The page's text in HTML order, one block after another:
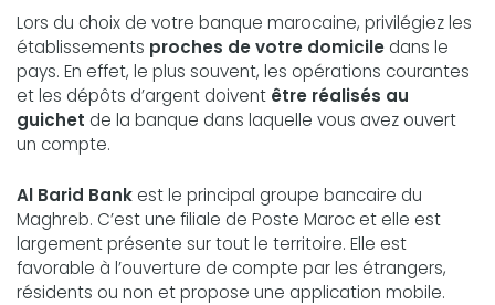
Lors du choix de votre banque marocaine, privilégiez les
établissements proches de votre domicile dans le
pays. En effet, le plus souvent, les opérations courantes
et les dépôts d’argent doivent être réalisés au
guichet de la banque dans laquelle vous avez ouvert
un compte.
Al Barid Bank est le principal groupe bancaire du
Maghreb. C’est une filiale de Poste Maroc et elle est
largement présente sur tout le territoire. Elle est
favorable à l’ouverture de compte par les étrangers,
résidents ou non et propose une application mobile.